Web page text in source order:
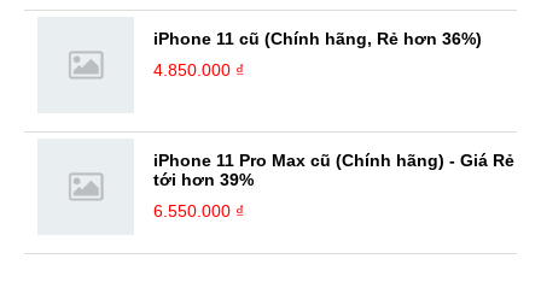
iPhone 11 cũ (Chính hãng, Rẻ hơn 36%)
4.850.000 ₫
iPhone 11 Pro Max cũ (Chính hãng) - Giá Rẻ
tới hơn 39%
6.550.000 ₫